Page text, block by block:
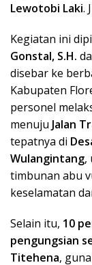
Lewotobi Laki.
Kegiatan ini
Gonstal, S.H.
disebar ke
Kabupaten
personel
menuju Jalan
tepatnya di
Wulangintang,
timbunan abu
keselamatan
Selain itu, 10
pengungsian
Titehena,